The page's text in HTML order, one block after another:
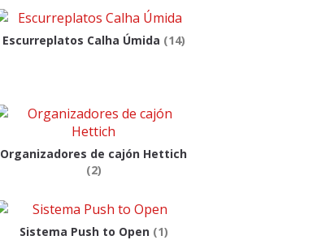
Escurreplatos Calha Úmida (14)
Organizadores de cajón Hettich
(2)
Sistema Push to Open (1)